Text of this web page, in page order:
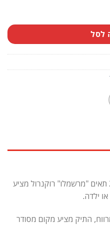
רוקנרול
לסל
תיק גב ארגונומי שחור לבית ספר 2 תאים "מרשמלו" רוקנרול מציע
ילדה.
התיק מציע מקום מסודר